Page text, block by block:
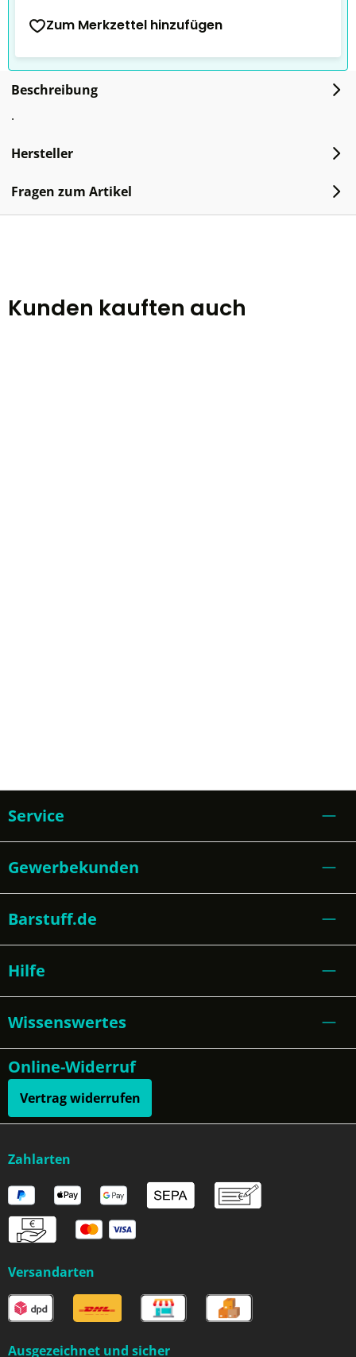
Zum Merkzettel hinzufügen
Beschreibung
.
Hersteller
Fragen zum Artikel
Kunden kauften auch
Service
Gewerbekunden
Barstuff.de
Hilfe
Wissenswertes
Online-Widerruf
Vertrag widerrufen
Zahlarten
Versandarten
Ausgezeichnet und sicher